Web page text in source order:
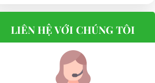
LIÊN HỆ VỚI CHÚNG TÔI